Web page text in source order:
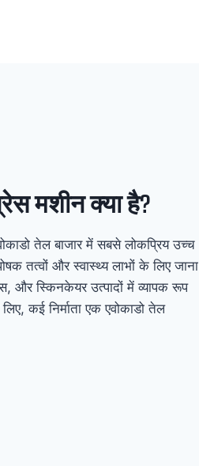
मशीन क्या है?
तेल बाजार में सबसे लोकप्रिय उच्च
तत्वों और स्वास्थ्य लाभों के लिए जाना
और स्किनकेयर उत्पादों में व्यापक रूप
कई निर्माता एक एवोकाडो तेल